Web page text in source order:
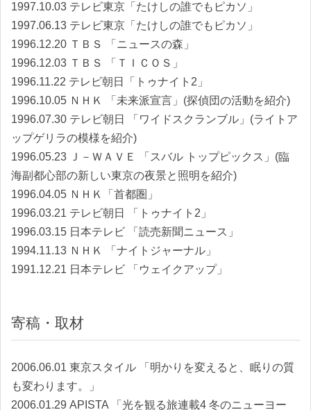
1997.10.03 テレビ東京「たけしの誰でもピカソ」
1997.06.13 テレビ東京「たけしの誰でもピカソ」
1996.12.20 ＴＢＳ 「ニュースの森」
1996.12.03 ＴＢＳ 「ＴＩＣＯＳ」
1996.11.22 テレビ朝日「トゥナイト2」
1996.10.05 ＮＨＫ 「未来派宣言」(探偵団の活動を紹介)
1996.07.30 テレビ朝日 「ワイドスクランブル」(ライトア
ップゲリラの模様を紹介)
1996.05.23 Ｊ－ＷＡＶＥ 「スバル トップピックス」(臨
海副都心部の新しい東京の夜景と照明を紹介)
1996.04.05 ＮＨＫ「首都圏」
1996.03.21 テレビ朝日 「トゥナイト2」
1996.03.15 日本テレビ 「読売新聞ニュース」
1994.11.13 ＮＨＫ 「ナイトジャーナル」
1991.12.21 日本テレビ 「ウェイクアップ」
寄稿・取材
2006.06.01 東京スタイル 「明かりを変えると、眠りの質
も変わります。」
2006.01.29 APISTA 「光を観る旅連載4 冬のニューヨー